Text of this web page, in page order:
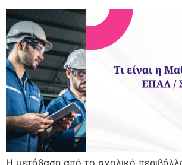
Η μετάβαση από το σχολικό